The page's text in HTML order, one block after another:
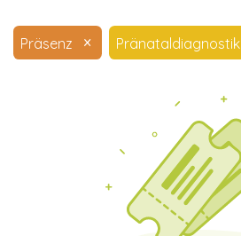
Präsenz × Pränataldiagnostik